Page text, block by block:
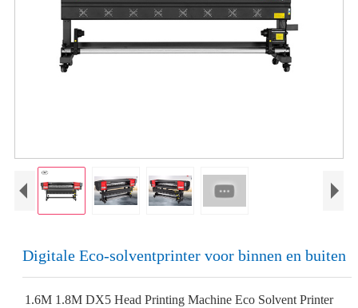
Digitale Eco-solventprinter voor binnen en buiten
1.6M 1.8M DX5 Head Printing Machine Eco Solvent Printer